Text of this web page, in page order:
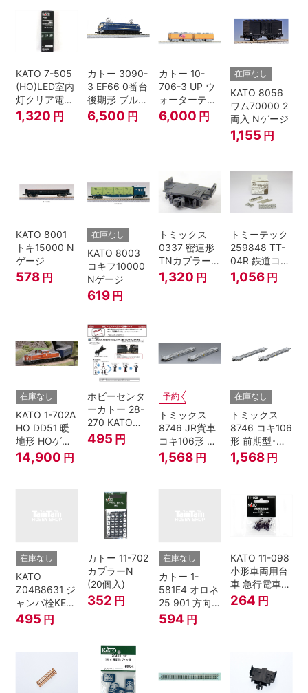
KATO 7-505
(HO)LED室内
灯クリア電球
色
1,320 円
カトー 3090-
3 EF66 0番台
後期形 ブルー
トレイン牽引
機
6,500 円
カトー 10-
706-3 UP ウ
ォーターテン
ダー 2両入
6,000 円
在庫なし
KATO 8056
ワム70000 2
両入 Nゲージ
1,155 円
KATO 8001
トキ15000 N
ゲージ
578 円
在庫なし
KATO 8003
コキフ10000
Nゲージ
619 円
トミックス
0337 密連形
TNカプラー
(6個入・SPタ
イプ)
1,320 円
トミーテック
259848 TT-
04R 鉄道コレ
クション
1,056 円
在庫なし
KATO 1-702A
HO DD51 暖
地形 HOゲー
ジ
14,900 円
ホビーセンタ
ーカトー 28-
270 KATOナ
ックルカプラ
ー 黒 センタ
495 円
予約
トミックス
8746 JR貨車
コキ106形 前
期型･新塗装･
コンテナな
1,568 円
在庫なし
トミックス
8746 コキ106
形 前期型･新
塗装･コンテ
ナなし･2両セ
1,568 円
在庫なし
KATO
Z04B8631 ジ
ャンパ栓KE76
濃青 ランナー
495 円
カトー 11-702
カプラーN
(20個入)
352 円
在庫なし
カトー 1-
581E4 オロネ
25 901 方向
幕 4両分
594 円
KATO 11-098
小形車両用台
車 急行電車1
Bトレインシ
ョーティー 対
264 円